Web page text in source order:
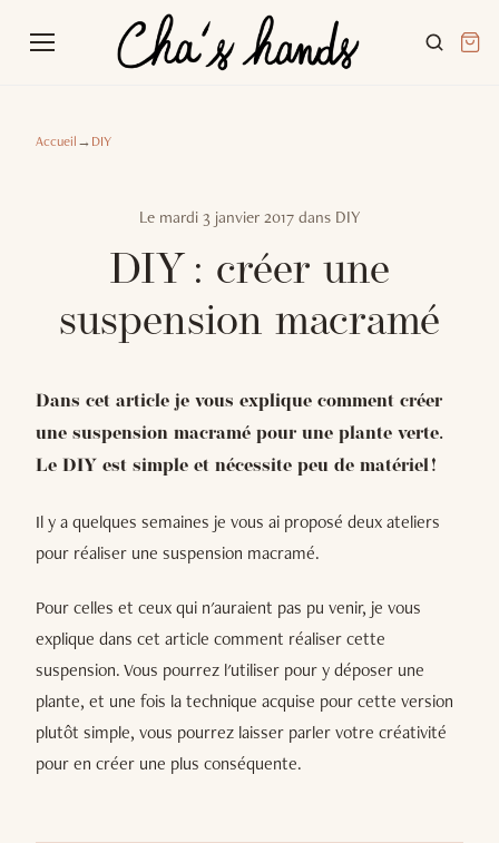
Accueil→DIY
Le mardi 3 janvier 2017dans DIY
DIY : créer une
suspension macramé
Dans cet article je vous explique comment créer
une suspension macramé pour une plante verte.
Le DIY est simple et nécessite peu de matériel !
Il y a quelques semaines je vous ai proposé deux ateliers
pour réaliser une suspension macramé.
Pour celles et ceux qui n'auraient pas pu venir, je vous
explique dans cet article comment réaliser cette
suspension. Vous pourrez l'utiliser pour y déposer une
plante, et une fois la technique acquise pour cette version
plutôt simple, vous pourrez laisser parler votre créativité
pour en créer une plus conséquente.